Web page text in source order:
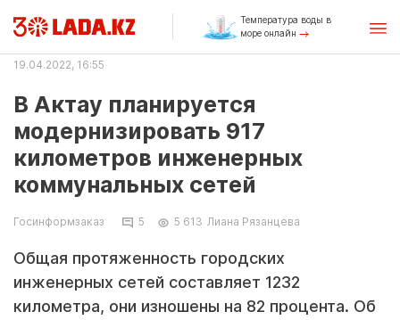
Температура воды в
море онлайн
19.04.2022, 16:55
В Актау планируется
модернизировать 917
километров инженерных
коммунальных сетей
Госинформзаказ 5 5 613 Лиана Рязанцева
Общая протяженность городских
инженерных сетей составляет 1232
километра, они изношены на 82 процента. Об